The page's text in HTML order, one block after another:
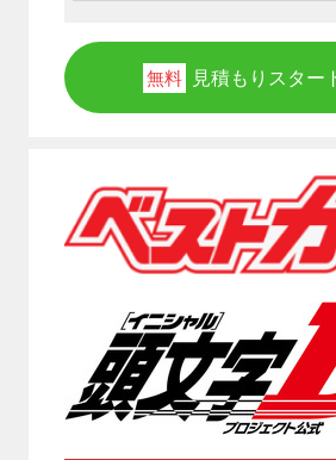
無料 見積もりスター